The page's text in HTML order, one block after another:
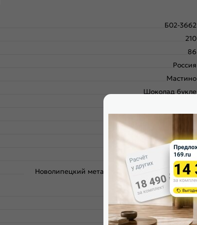
Б02-3662
210
86
Россия
Мастино
Шоколад букле
Левое
180
Металл-металл
Новолипецкий металлургический завод, завод
Северсталь; РФ
Шоколад букле
Шоколад букле
Шоколад букле